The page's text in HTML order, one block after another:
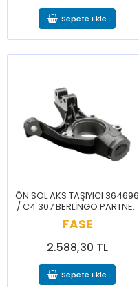
Sepete Ekle
ÖN SOL AKS TAŞIYICI 364696
/ C4 307 BERLİNGO PARTNER
308 C4 GRAND PİCASSO
FASE
2.588,30 TL
Sepete Ekle